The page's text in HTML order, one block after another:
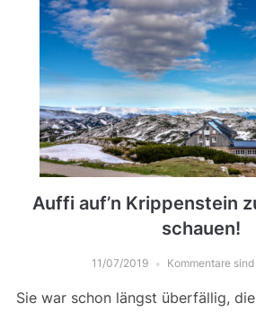
Auffi auf’n Krippenstein
schauen!
11/07/2019 Kommentare
Sie war schon längst überfällig,